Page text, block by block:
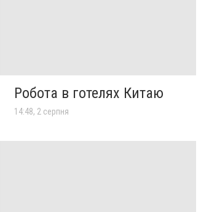
Робота в готелях Китаю
14:48, 2 серпня